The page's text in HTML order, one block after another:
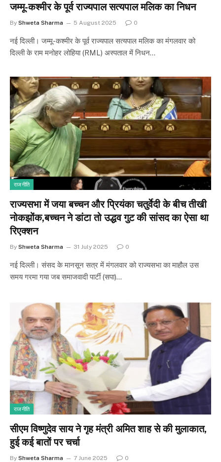
जम्मू-कश्मीर के पूर्व राज्यपाल सत्यपाल मलिक का निधन
By Shweta Sharma 5 August 2025 0
नई दिल्ली। जम्मू-कश्मीर के पूर्व राज्यपाल सत्यपाल मलिक का मंगलवार को
दिल्ली के राम मनोहर लोहिया (RML) अस्पताल में निधन…
राजनीति
राज्यसभा में जया बच्चन और प्रियंका चतुर्वेदी के बीच तीखी
नोकझोंक,बच्चन ने डांटा तो उद्धव गुट की सांसद का ऐसा था
रिएक्शन
By Shweta Sharma 31 July 2025 0
नई दिल्ली। संसद के मानसून सत्र में मंगलवार को राज्यसभा का माहौल उस
समय गरमा गया जब समाजवादी पार्टी (सपा)…
राजनीति
सीएम विष्णुदेव साय ने गृह मंत्री अमित शाह से की मुलाकात,
हुई कई बातों पर चर्चा
By Shweta Sharma 7 June 2025 0